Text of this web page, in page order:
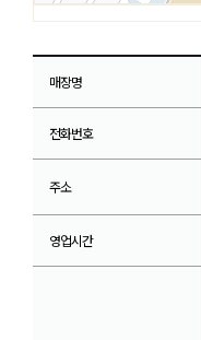
매장명
전화번호
주소
영업시간